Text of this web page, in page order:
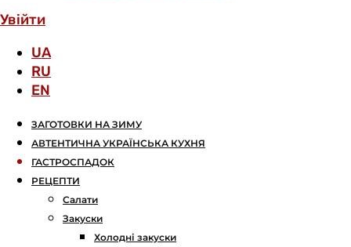
Увійти
UA
RU
EN
ЗАГОТОВКИ НА ЗИМУ
АВТЕНТИЧНА УКРАЇНСЬКА КУХНЯ
ГАСТРОСПАДОК
РЕЦЕПТИ
Салати
Закуски
Холодні закуски